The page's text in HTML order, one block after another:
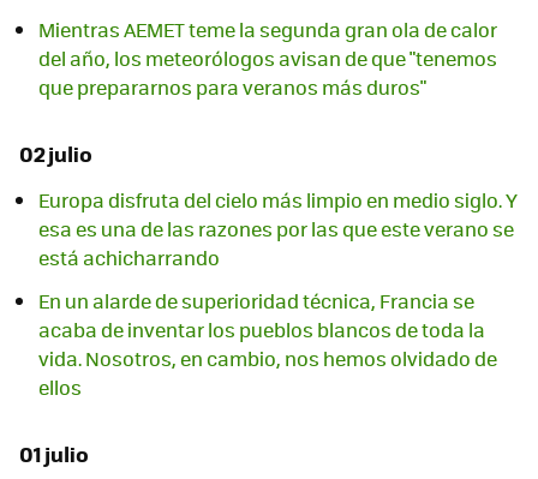
Mientras AEMET teme la segunda gran ola de calor
del año, los meteorólogos avisan de que "tenemos
que prepararnos para veranos más duros"
02 julio
Europa disfruta del cielo más limpio en medio siglo. Y
esa es una de las razones por las que este verano se
está achicharrando
En un alarde de superioridad técnica, Francia se
acaba de inventar los pueblos blancos de toda la
vida. Nosotros, en cambio, nos hemos olvidado de
ellos
01 julio